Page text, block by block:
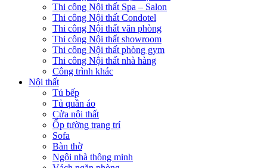
Thi công Nội thất Spa – Salon
Thi công Nội thất Condotel
Thi công Nội thất văn phòng
Thi công Nội thất showroom
Thi công Nội thất phòng gym
Thi công Nội thất nhà hàng
Công trình khác
Nội thất
Tủ bếp
Tủ quần áo
Cửa nội thất
Ốp tường trang trí
Sofa
Bàn thờ
Ngôi nhà thông minh